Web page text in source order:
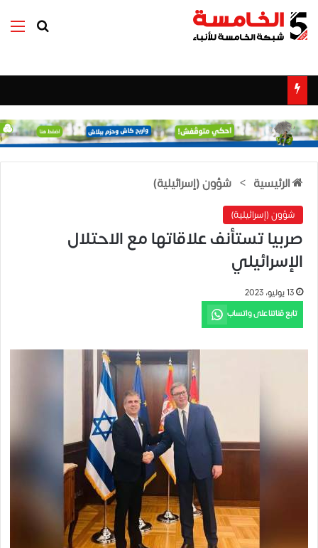
بحث عن
الرئيسية > شؤون (إسرائيلية)
شؤون (إسرائيلية)
صربيا تستأنف علاقاتها مع الاحتلال
الإسرائيلي
13 يوليو، 2023
تابع قناتنا على واتساب